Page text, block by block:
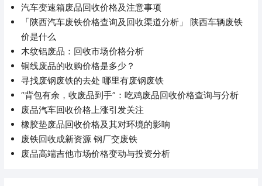
汽车变速箱废品回收价格及注意事项
「陕西汽车废铁价格查询及回收渠道分析」 陕西车辆废铁
价是什么
木纹铝废品：回收市场价格分析
铜线废品的收购价格是多少？
寻找废钢废铁的去处 哪里有废钢废铁
“背包有余，收废品到手”：吃鸡废品回收价格查询与分析
废品汽车回收价格上涨引发关注
橡胶垫废品回收价格及其对环境的影响
废铁回收成新资源 钢厂交废铁
废品高端吉他市场价格变动与投资分析